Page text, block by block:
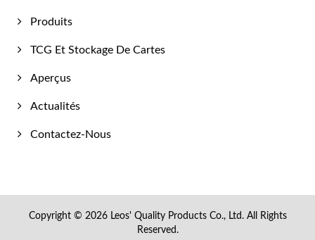
Produits
TCG Et Stockage De Cartes
Aperçus
Actualités
Contactez-Nous
Copyright © 2026 Leos' Quality Products Co., Ltd.All Rights
Reserved.